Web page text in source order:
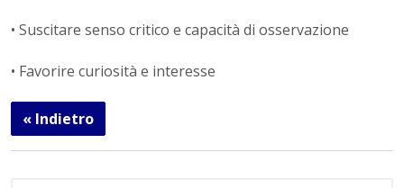
• Suscitare senso critico e capacità di osservazione
• Favorire curiosità e interesse
« Indietro